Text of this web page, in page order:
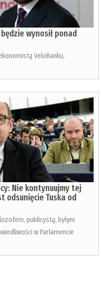
wynosił ponad
ekonomistą VeloBanku,
Nie kontynuujmy tej
odsunięcie Tuska od
publicystą, byłym
w Parlamencie